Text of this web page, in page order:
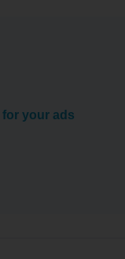
for your ads